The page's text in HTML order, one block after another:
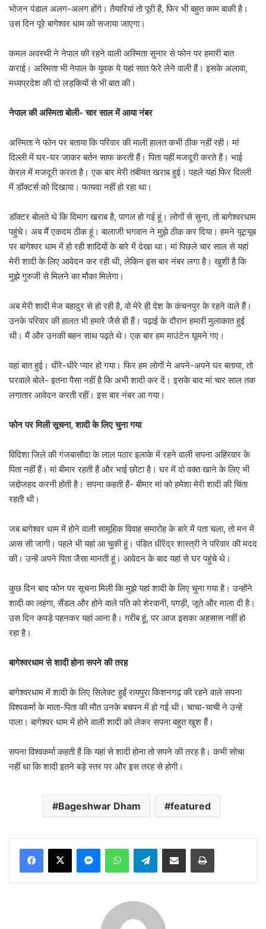
भोजन पंडाल अलग-अलग होंगे। तैयारियां तो पूरी हैं, फिर भी बहुत काम बाकी है।
उस दिन पूरे बागेश्वर धाम को सजाया जाएगा।
कमल अवस्थी ने नेपाल की रहने वाली अस्मिता सुनार से फोन पर हमारी बात
कराई। अस्मिता भी नेपाल के युवक ये यहां सात फेरे लेने वाली हैं। इसके अलावा,
मध्यप्रदेश की दो लड़कियाें से भी बात की।
नेपाल की अस्मिता बोली- चार साल में आया नंबर
अस्मिता ने फोन पर बताया कि परिवार की माली हालत कभी ठीक नहीं रही। मां
दिल्ली में घर-घर जाकर बर्तन साफ करती हैं। पिता यहीं मजदूरी करते हैं। भाई
केरल में मजदूरी करता है। एक बार मेरी तबीयत खराब हुई। पहले यहां फिर दिल्ली
में डॉक्टर्स को दिखाया। फायदा नहीं हो रहा था।
डॉक्टर बोलते थे कि दिमाग खराब है, पागल हो गई हूं। लोगों से सुना, तो बागेश्वरधाम
पहुंचे। अब मैं एकदम ठीक हूं। बालाजी भगवान ने मुझे ठीक कर दिया। हमने यूट्यूब
पर बागेश्वर धाम में हो रही शादियों के बारे में देखा था। मां पिछले चार साल से यहां
मेरी शादी के लिए आवेदन कर रही थी, लेकिन इस बार नंबर लगा है। खुशी है कि
मुझे गुरुजी से मिलने का मौका मिलेगा।
अब मेरी शादी मेज बहादुर से हो रही है, वो मेरे ही देश के कंचनपुर के रहने वाले हैं।
उनके परिवार की हालत भी हमारे जैसे ही हैं। पढ़ाई के दौरान हमारी मुलाकात हुई
थी। मैं और उनकी बहन साथ पढ़ते थे। एक बार हम माउंटेन घूमने गए।
वहां बात हुई। धीरे-धीरे प्यार हो गया। फिर हम लोगों ने अपने-अपने घर बताया, तो
घरवाले बोले- इतना पैसा नहीं है कि अभी शादी कर दें। इसके बाद मां चार साल तक
लगातार आवेदन करती रहीं। इस बार नंबर आ गया।
फोन पर मिली सूचना, शादी के लिए चुना गया
विदिशा जिले की गंजबासौदा के लाल पठार इलाके में रहने वाली सपना अहिरवार के
पिता नहीं हैं। मां बीमार रहती हैं और भाई छोटा है। घर में दो वक्त खाने के लिए भी
जद्दोजहद करनी होती है। सपना कहती हैं- बीमार मां को हमेशा मेरी शादी की चिंता
रहती थी।
जब बागेश्वर धाम में होने वाली सामूहिक विवाह समारोह के बारे में पता चला, तो मन में
आस सी जागी। पहले भी यहां आ चुकी हूं। पंडित धीरेंद्र शास्त्री ने परिवार की मदद
की। उन्हें अपने पिता जैसा मानती हूं। आवेदन के बाद यहां से घर पहुंचे थे।
कुछ दिन बाद फोन पर सूचना मिली कि मुझे यहां शादी के लिए चुना गया है। उन्होंने
शादी का लहंगा, सैंडल और होने वाले पति को शेरवानी, पगड़ी, जूते और माला दी है।
उस दिन कपड़े पहनकर यहां आना है। गरीब हूं, पर आज इसका अहसास नहीं हो
रहा है।
बागेश्वरधाम से शादी होना सपने की तरह
बागेश्वरधाम में शादी के लिए सिलेक्ट हुईं रायपुरा किशनगढ़ की रहने वाले सपना
विश्वकर्मा के माता-पिता की मौत उनके बचपन में हो गई थी। चाचा-चाची ने उन्हें
पाला। बागेश्वर धाम में होने वाली शादी को लेकर सपना बहुत खुश हैं।
सपना विश्वकर्मा कहती हैं कि यहां से शादी होना तो सपने की तरह है। कभी सोचा
नहीं था कि शादी इतने बड़े स्तर पर और इस तरह से होगी।
Bageshwar Dham featured
MessengerWhatsAppTelegramShare via Email Print